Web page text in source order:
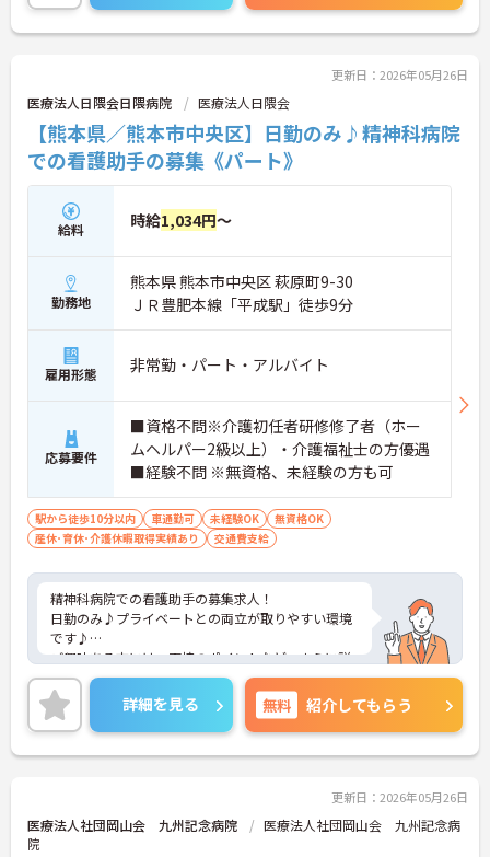
るような人材育成にも注力されています。
ご興味のある方には、面接対策ポイント等、さらに
更新日：2026年05月26日
医療法人日隈会日隈病院 医療法人日隈会
【熊本県／熊本市中央区】日勤のみ♪精神科病院
での看護助手の募集《パート》
給料 時給1,034円～
勤務地
熊本県 熊本市中央区 萩原町9-30
ＪＲ豊肥本線「平成駅」徒歩9分
雇用形態 非常勤・パート・アルバイト
応募要件
■資格不問※介護初任者研修修了者（ホー
ムヘルパー2級以上）・介護福祉士の方優遇
■経験不問 ※無資格、未経験の方も可
駅から徒歩10分以内 車通勤可 未経験OK
無資格OK
産休･育休･介護休暇取得実績あり
交通費支給
精神科病院での看護助手の募集求人！
日勤のみ♪プライベートとの両立が取りやすい環境
です♪
ご興味ある方には、面接のポイントなど、さらに詳
細をお話致しますのでお気軽にご相談ください。
詳細を見る 無料 紹介してもらう
更新日：2026年05月26日
医療法人社団岡山会 九州記念病院
医療法人社団岡山会 九州記念病
院